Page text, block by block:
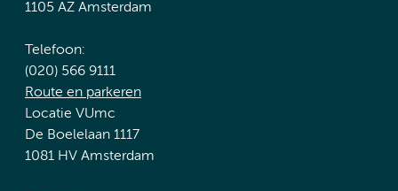
1105 AZ Amsterdam
Telefoon:
(020) 566 9111
Route en parkeren
Locatie VUmc
De Boelelaan 1117
1081 HV Amsterdam